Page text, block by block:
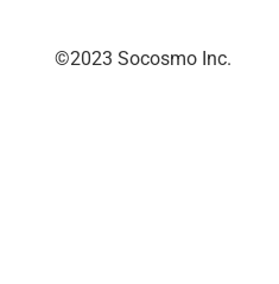
©2023︎ Socosmo Inc.